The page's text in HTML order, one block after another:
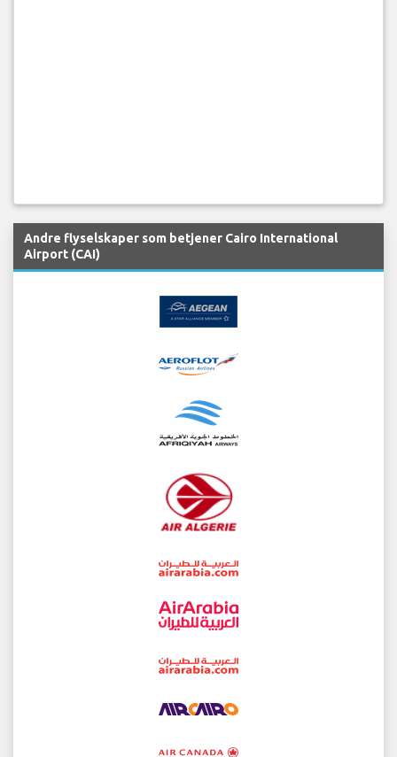
Andre flyselskaper som betjener Cairo International
Airport (CAI)